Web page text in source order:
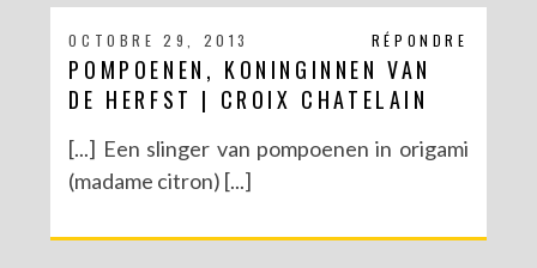
RÉPONDRE
OCTOBRE 29, 2013
POMPOENEN, KONINGINNEN VAN
DE HERFST | CROIX CHATELAIN
[...] Een slinger van pompoenen in origami
(madame citron) [...]